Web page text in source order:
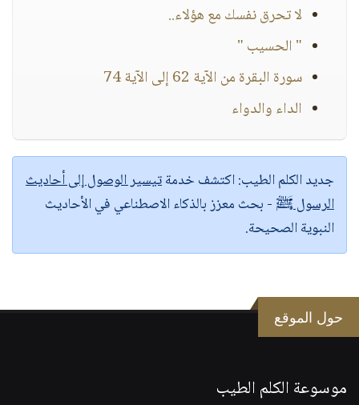
لا تحرق نفسك مع هؤلاء..
" الحسيب "
سورة البقرة من الآية 62 إلى الآية 74
الداء والدواء
جديد الكلم الطيب:اكتشف خدمةتيسير الوصول إلى أحاديث
الرسول ﷺ - بحث معزز بالذكاء الاصطناعي في الأحاديث
النبوية الصحيحة.
حول الموقع
موسوعة الكلم الطيب